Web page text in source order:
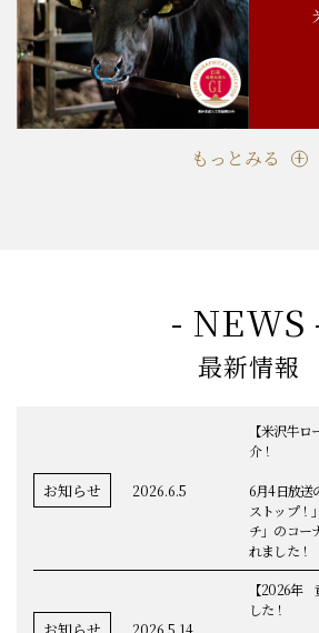
もっとみる
- NEWS
最新情報
お知らせ 2026.6.5
【米沢牛
介！
6月4日放送
ストップ！
チ」のコー
れました！
2026.5.14
【2026年
した！